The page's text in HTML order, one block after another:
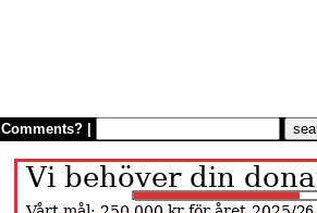
Comments?